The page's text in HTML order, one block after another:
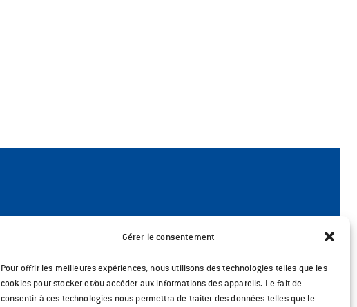
Gérer le consentement
Pour offrir les meilleures expériences, nous utilisons des technologies telles que les
cookies pour stocker et/ou accéder aux informations des appareils. Le fait de
consentir à ces technologies nous permettra de traiter des données telles que le